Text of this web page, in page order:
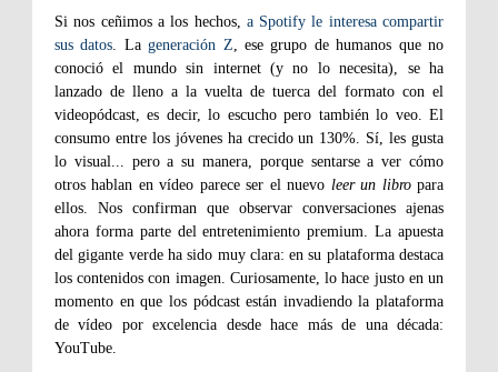
Si nos ceñimos a los hechos, a Spotify le interesa compartir
sus datos. Lageneración Z, ese grupo de humanos que no
conoció el mundo sin internet (y no lo necesita), se ha
lanzado de lleno a la vuelta de tuerca del formato con el
videopódcast, es decir, lo escucho pero también lo veo. El
consumo entre los jóvenes ha crecido un 130%. Sí, les gusta
lo visual... pero a su manera, porque sentarse a ver cómo
otros hablan en vídeo parece ser el nuevo leer un libropara
ellos. Nos confirman que observar conversaciones ajenas
ahora forma parte del entretenimiento premium. La apuesta
del gigante verde ha sido muy clara: en su plataforma destaca
los contenidos con imagen. Curiosamente, lo hace justo en un
momento en que los pódcast están invadiendo la plataforma
de vídeo por excelencia desde hace más de una década:
YouTube.